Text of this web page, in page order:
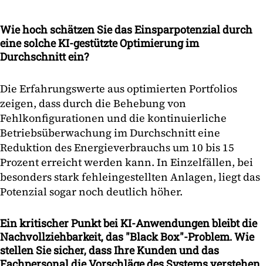
Wie hoch schätzen Sie das Einsparpotenzial durch
eine solche KI-gestützte Optimierung im
Durchschnitt ein?
Die Erfahrungswerte aus optimierten Portfolios
zeigen, dass durch die Behebung von
Fehlkonfigurationen und die kontinuierliche
Betriebsüberwachung im Durchschnitt eine
Reduktion des Energieverbrauchs um 10 bis 15
Prozent erreicht werden kann. In Einzelfällen, bei
besonders stark fehleingestellten Anlagen, liegt das
Potenzial sogar noch deutlich höher.
Ein kritischer Punkt bei KI-Anwendungen bleibt die
Nachvollziehbarkeit, das "Black Box"-Problem. Wie
stellen Sie sicher, dass Ihre Kunden und das